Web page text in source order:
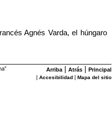
Agnés Varda, el húngaro
Arriba| Atrás| Principal
| Accesibilidad| Mapa del sitio